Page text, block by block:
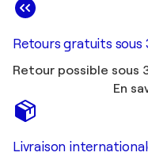
Retours gratuits sous
Retour possible sous
En
Livraison